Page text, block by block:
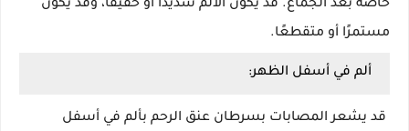
خاصةً بعد الجماع. قد يكون الألم شديدًا أو خفيفًا، وقد يكون
مستمرًا أو متقطعًا.
ألم في أسفل الظهر:
قد يشعر المصابات بسرطان عنق الرحم بألم في أسفل